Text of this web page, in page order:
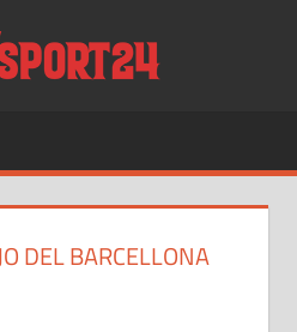
DEL BARCELLONA